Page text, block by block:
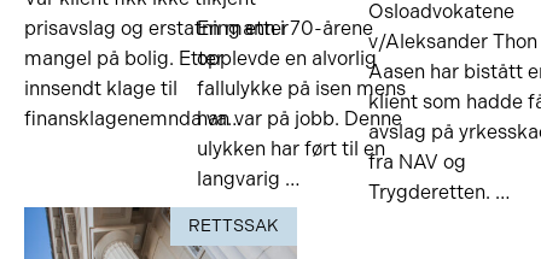
prisavslag og erstatning etter
mangel på bolig. Etter
innsendt klage til
finansklagenemnda va…
En mann i 70-årene
opplevde en alvorlig
fallulykke på isen mens
han var på jobb. Denne
ulykken har ført til en
langvarig …
Osloadvokatene
v/Aleksander Thon
Aasen har bistått
klient som hadde
avslag på
fra NAV og
Trygderetten. …
RETTSSAK